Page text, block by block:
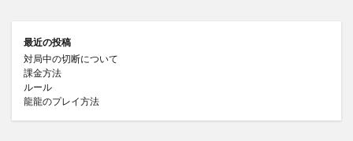
最近の投稿
対局中の切断について
課金方法
ルール
龍龍のプレイ方法